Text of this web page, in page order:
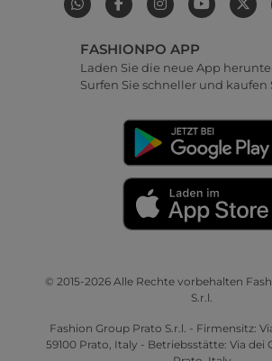
FASHIONPO APP
Laden Sie die neue App
Surfen Sie schneller und kaufen
© 2015-2026 Alle Rechte vorbehalten
S.r.l.
Fashion Group Prato S.r.l. - Firmensitz:
59100 Prato, Italy - Betriebsstätte: Via dei